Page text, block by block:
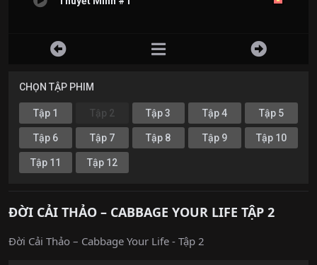
CHỌN TẬP PHIM
Tập 1 Tập 2 Tập 3 Tập 4 Tập 5
Tập 6 Tập 7 Tập 8 Tập 9 Tập 10
Tập 11 Tập 12
ĐỜI CẢI THẢO – CABBAGE YOUR LIFE TẬP 2
Đời Cải Thảo – Cabbage Your Life - Tập 2